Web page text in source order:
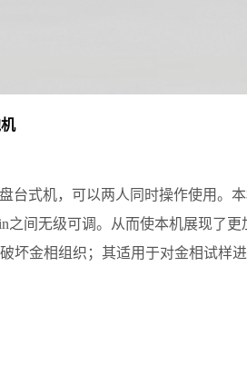
台式机，可以两人同时操作使用。
之间无级可调。从而使本机展现了
坏金相组织；其适用于对金相试样